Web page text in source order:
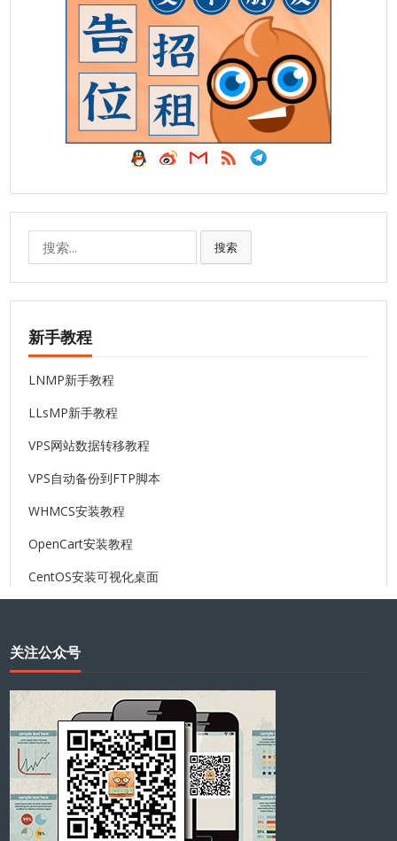
搜索
新手教程
LNMP新手教程
LLsMP新手教程
VPS网站数据转移教程
VPS自动备份到FTP脚本
WHMCS安装教程
OpenCart安装教程
CentOS安装可视化桌面
关注公众号